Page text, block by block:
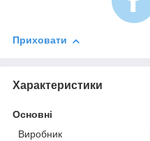
Приховати
Характеристики
Основні
Виробник